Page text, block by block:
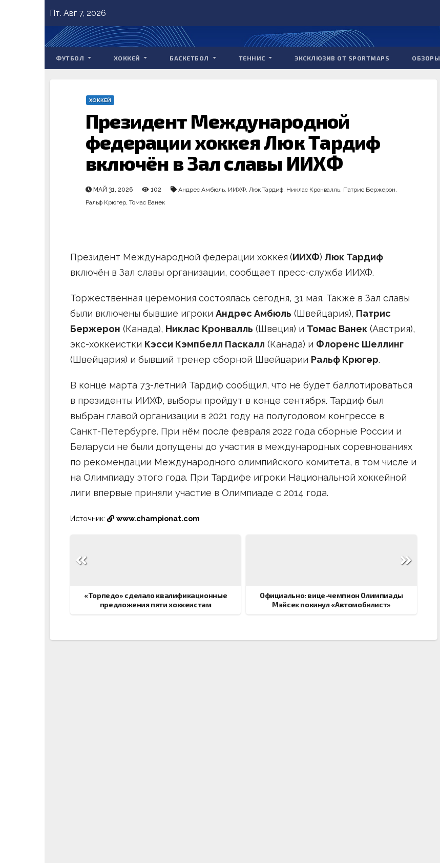
to
content
Пт. Авг 7, 2026
ФУТБОЛ ХОККЕЙ БАСКЕТБОЛ ТЕННИС ЭКСКЛЮЗИВ ОТ SPORTMAPS ОБЗОРЫ
ХОККЕЙ
Президент Международной
федерации хоккея Люк Тардиф
включён в Зал славы ИИХФ
МАЙ 31, 2026 102 Андрес Амбюль, ИИХФ, Люк Тардиф, Никлас Кронвалль, Патрис Бержерон,
Ральф Крюгер, Томас Ванек
Президент Международной федерации хоккея (ИИХФ) Люк Тардиф
включён в Зал славы организации, сообщает пресс-служба ИИХФ.
Торжественная церемония состоялась сегодня, 31 мая. Также в Зал славы
были включены бывшие игроки Андрес Амбюль (Швейцария), Патрис
Бержерон (Канада), Никлас Кронвалль (Швеция) и Томас Ванек (Австрия),
экс-хоккеистки Кэсси Кэмпбелл Паскалл (Канада) и Флоренс Шеллинг
(Швейцария) и бывший тренер сборной Швейцарии Ральф Крюгер.
В конце марта 73-летний Тардиф сообщил, что не будет баллотироваться
в президенты ИИХФ, выборы пройдут в конце сентября. Тардиф был
выбран главой организации в 2021 году на полугодовом конгрессе в
Санкт-Петербурге. При нём после февраля 2022 года сборные России и
Беларуси не были допущены до участия в международных соревнованиях
по рекомендации Международного олимпийского комитета, в том числе и
на Олимпиаду этого года. При Тардифе игроки Национальной хоккейной
лиги впервые приняли участие в Олимпиаде с 2014 года.
Источник: www.championat.com
по
«Торпедо» сделало квалификационные
предложения пяти хоккеистам
Официально: вице-чемпион Олимпиады
Мэйсек покинул «Автомобилист»